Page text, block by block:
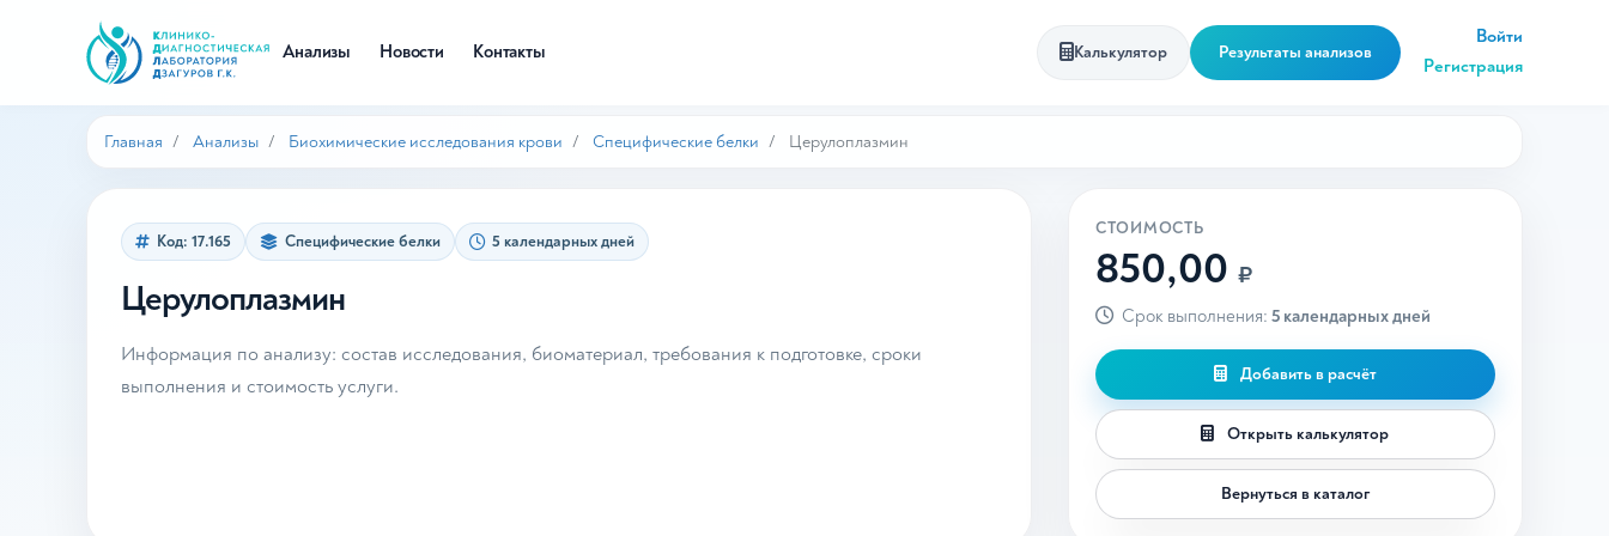
Анализы Новости Контакты Калькулятор Результаты анализов
Войти
Регистрация
Главная Анализы Биохимические исследования крови Специфические белки Церулоплазмин
Код: 17.165 Специфические белки 5 календарных дней
Церулоплазмин
Информация по анализу: состав исследования, биоматериал, требования к подготовке, сроки
выполнения и стоимость услуги.
СТОИМОСТЬ
850,00 ₽
Срок выполнения: 5 календарных дней
Добавить в расчёт
Открыть калькулятор
Вернуться в каталог